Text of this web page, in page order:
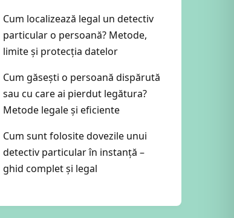
Cum localizează legal un detectiv
particular o persoană? Metode,
limite și protecția datelor
Cum găsești o persoană dispărută
sau cu care ai pierdut legătura?
Metode legale și eficiente
Cum sunt folosite dovezile unui
detectiv particular în instanță –
ghid complet și legal